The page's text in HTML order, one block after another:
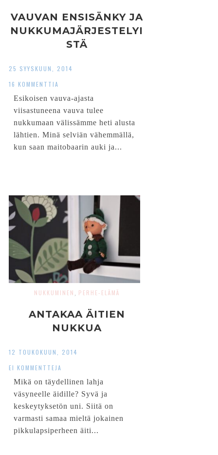
VAUVAN ENSISÄNKY JA
NUKKUMAJÄRJESTELYI
STÄ
25 SYYSKUUN, 2014
16 KOMMENTTIA
Esikoisen vauva-ajasta
viisastuneena vauva tulee
nukkumaan välissämme heti alusta
lähtien. Minä selviän vähemmällä,
kun saan maitobaarin auki ja...
NUKKUMINEN PERHE-ELÄMÄ
ANTAKAA ÄITIEN
NUKKUA
12 TOUKOKUUN, 2014
EI KOMMENTTEJA
Mikä on täydellinen lahja
väsyneelle äidille? Syvä ja
keskeytyksetön uni. Siitä on
varmasti samaa mieltä jokainen
pikkulapsiperheen äiti...